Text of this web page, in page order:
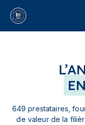
649 prestataires,
de valeur de la